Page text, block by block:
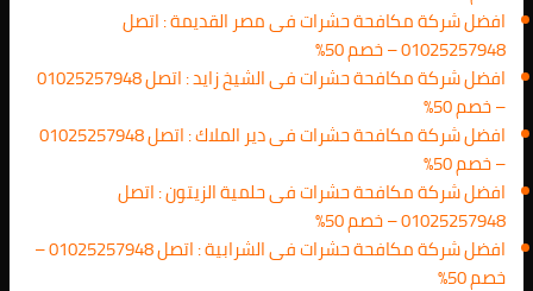
افضل شركة مكافحة حشرات فى مصر القديمة : اتصل
01025257948 – خصم 50%
افضل شركة مكافحة حشرات فى الشيخ زايد : اتصل 01025257948
– خصم 50%
افضل شركة مكافحة حشرات فى دير الملاك : اتصل 01025257948
– خصم 50%
افضل شركة مكافحة حشرات فى حلمية الزيتون : اتصل
01025257948 – خصم 50%
افضل شركة مكافحة حشرات فى الشرابية : اتصل 01025257948 –
خصم 50%